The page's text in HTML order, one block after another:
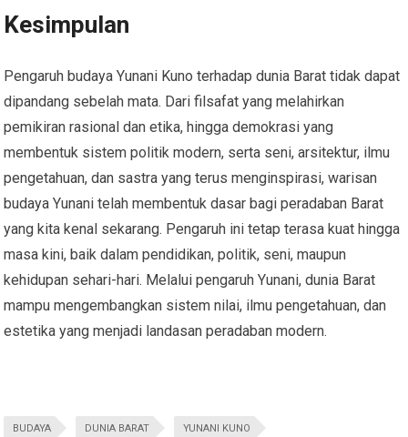
Kesimpulan
Pengaruh budaya Yunani Kuno terhadap dunia Barat tidak dapat
dipandang sebelah mata. Dari filsafat yang melahirkan
pemikiran rasional dan etika, hingga demokrasi yang
membentuk sistem politik modern, serta seni, arsitektur, ilmu
pengetahuan, dan sastra yang terus menginspirasi, warisan
budaya Yunani telah membentuk dasar bagi peradaban Barat
yang kita kenal sekarang. Pengaruh ini tetap terasa kuat hingga
masa kini, baik dalam pendidikan, politik, seni, maupun
kehidupan sehari-hari. Melalui pengaruh Yunani, dunia Barat
mampu mengembangkan sistem nilai, ilmu pengetahuan, dan
estetika yang menjadi landasan peradaban modern.
BUDAYA DUNIA BARAT YUNANI KUNO